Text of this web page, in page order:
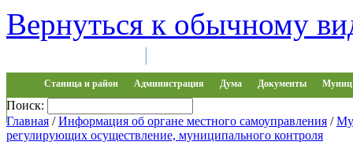
Вернуться к обычному
|
Станица и район Администрация Дума Документы Муниц
Обращения
Поиск:
Главная /Информация об органе местного самоуправления /
регулирующих осуществление, муниципального контроля